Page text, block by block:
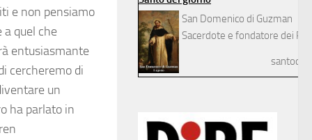
e non pensiamo
a quel che
entusiasmante
cercheremo di
un
ha parlato in
San Domenico di Guzman
Sacerdote e fondatore dei